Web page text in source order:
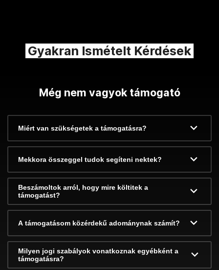
Gyakran Ismételt Kérdések
Még nem vagyok támogató
Miért van szükségetek a támogatásra?
Mekkora összeggel tudok segíteni nektek?
Beszámoltok arról, hogy mire költitek a
támogatást?
A támogatásom közérdekű adománynak számít?
Milyen jogi szabályok vonatkoznak egyébként a
támogatásra?